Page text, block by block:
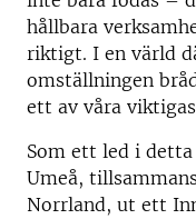
hållbara
riktigt. I en värld
omställningen
ett av våra
Som ett led i detta
Umeå,
Norrland, ut ett